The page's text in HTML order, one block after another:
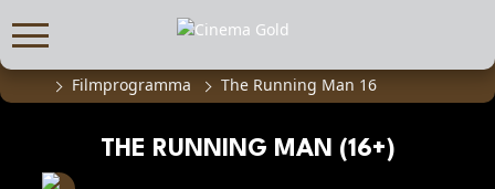
FILMPROGRAMMA
Filmprogramma The Running Man 16
THE RUNNING MAN (16+)